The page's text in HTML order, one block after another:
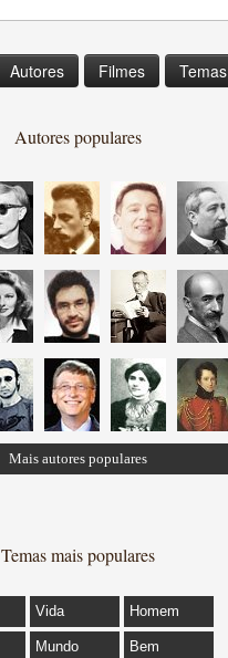
Autores Filmes Temas
Autores populares
Mais autores populares
Temas mais populares
Vida Homem
Mundo Bem